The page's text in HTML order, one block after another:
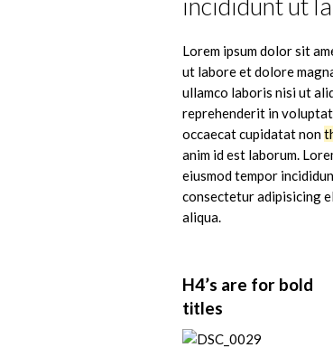
Lorem ipsum dolor sit
ut labore et dolore
ullamco laboris nisi ut
reprehenderit in
occaecat cupidatat non
anim id est laborum.
eiusmod tempor
consectetur adipisicing
aliqua.
H4’s are for bold
titles